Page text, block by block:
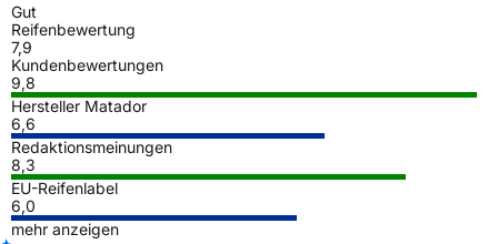
Gut
Reifenbewertung
7,9
Kundenbewertungen
9,8
Hersteller Matador
6,6
Redaktionsmeinungen
8,3
EU-Reifenlabel
6,0
mehr anzeigen